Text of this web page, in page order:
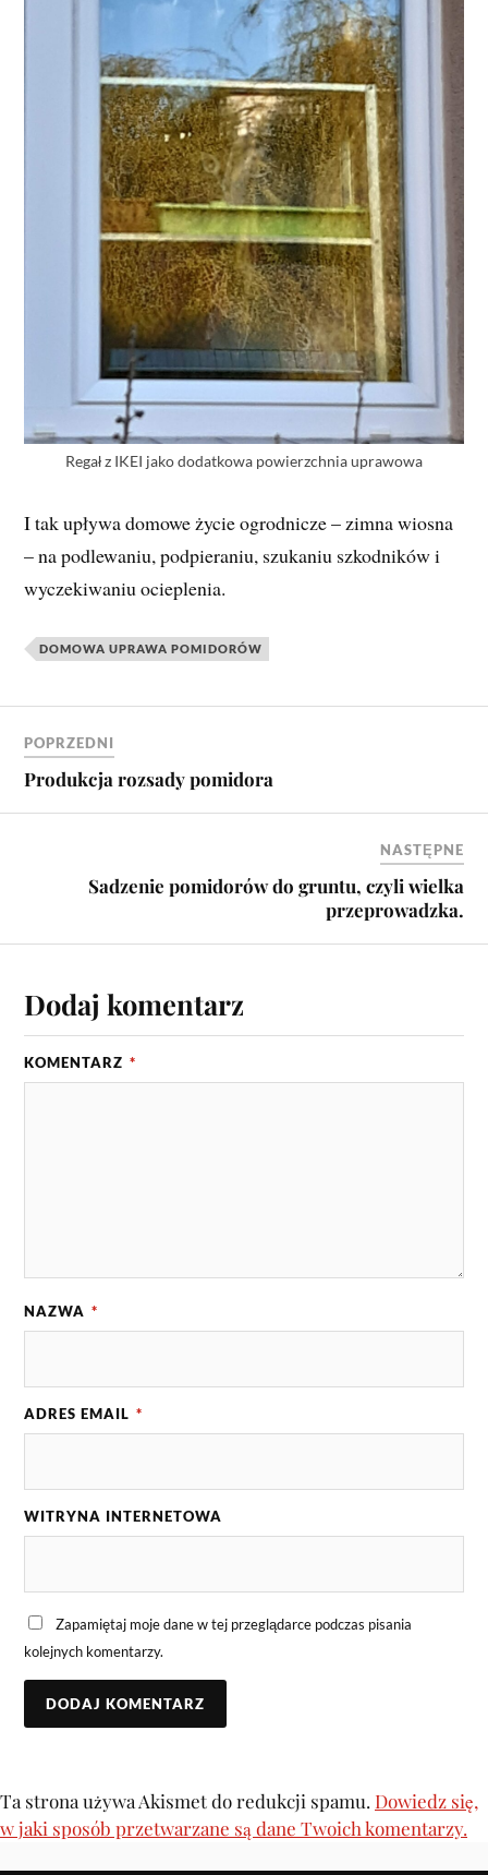
Regał z IKEI jako dodatkowa powierzchnia uprawowa
I tak upływa domowe życie ogrodnicze – zimna wiosna
– na podlewaniu, podpieraniu, szukaniu szkodników i
wyczekiwaniu ocieplenia.
DOMOWA UPRAWA POMIDORÓW
POPRZEDNI
Produkcja rozsady pomidora
NASTĘPNE
Sadzenie pomidorów do gruntu, czyli wielka
przeprowadzka.
Dodaj komentarz
KOMENTARZ *
NAZWA *
ADRES EMAIL *
WITRYNA INTERNETOWA
Zapamiętaj moje dane w tej przeglądarce podczas pisania
kolejnych komentarzy.
Ta strona używa Akismet do redukcji spamu. Dowiedz się,
w jaki sposób przetwarzane są dane Twoich komentarzy.